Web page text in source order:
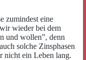
zumindest eine
wieder bei dem
und wollen”, denn
solche Zinsphasen
nicht ein Leben lang.